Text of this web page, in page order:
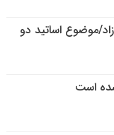
موضوع اساتید دو
است